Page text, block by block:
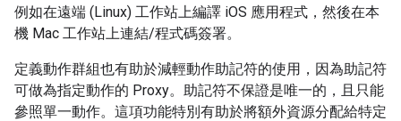
例如在遠端 (Linux) 工作站上編譯 iOS 應用程式，然後在本
機 Mac 工作站上連結/程式碼簽署。
定義動作群組也有助於減輕動作助記符的使用，因為助記符
可做為指定動作的 Proxy。助記符不保證是唯一的，且只能
參照單一動作。這項功能特別有助於將額外資源分配給特定